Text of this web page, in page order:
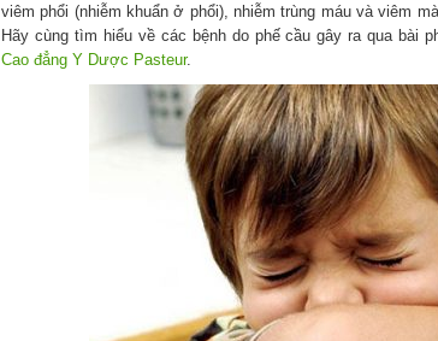
viêm phổi (nhiễm khuẩn ở phổi), nhiễm trùng máu và viêm
Hãy cùng tìm hiểu về các bệnh do phế cầu gây ra qua bài
Cao đẳng Y Dược Pasteur.